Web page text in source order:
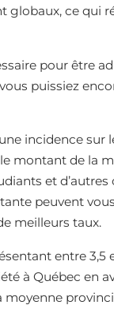
globaux, ce qui
pour être
puissiez
incidence sur
montant de la
et
peuvent
meilleurs taux.
entre 3,5
à Québec en